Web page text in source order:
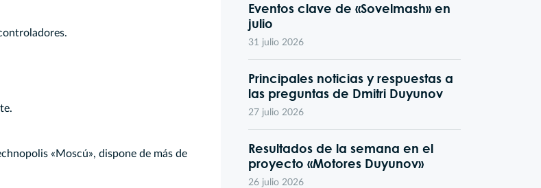
«Moscú», dispone de más de
Eventos clave de «Sovelmash» en
julio
31 julio 2026
Principales noticias y respuestas a
las preguntas de Dmitri Duyunov
27 julio 2026
Resultados de la semana en el
proyecto «Motores Duyunov»
26 julio 2026